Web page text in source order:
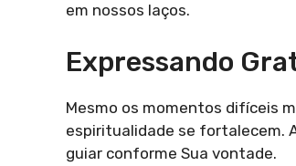
em nossos laços.
Expressando
Mesmo os momentos difíceis
espiritualidade se fortalecem.
guiar conforme Sua vontade.